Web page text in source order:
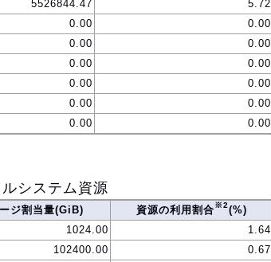
5526844.47
5.72
0.00
0.00
0.00
0.00
0.00
0.00
0.00
0.00
0.00
0.00
0.00 0.00
システム資源
ジ割当量(GiB) 資源の利用割合※2(%)
1024.00
1.64
102400.00
0.67